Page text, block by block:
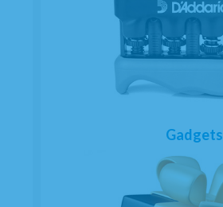
Gadgets